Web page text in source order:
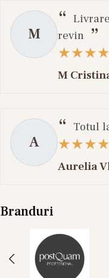
M
revin
M
A
Totul
Aurelia
Branduri